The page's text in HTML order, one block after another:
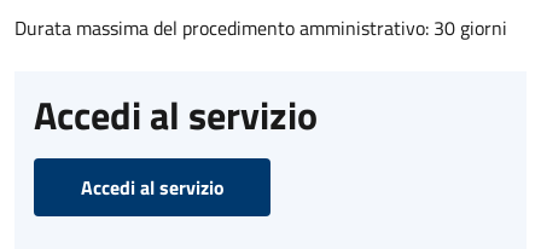
Durata massima del procedimento amministrativo: 30 giorni
Accedi al servizio
Accedi al servizio